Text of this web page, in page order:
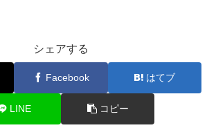
シェアする
Facebook はてブ
LINE コピー